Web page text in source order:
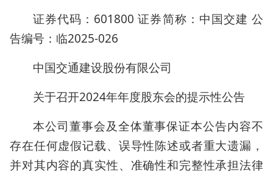
证券代码：601800 证券简称：中国交建 公
告编号：临2025-026
中国交通建设股份有限公司
关于召开2024年年度股东会的提示性公告
本公司董事会及全体董事保证本公告内容不
存在任何虚假记载、误导性陈述或者重大遗漏，
并对其内容的真实性、准确性和完整性承担法律